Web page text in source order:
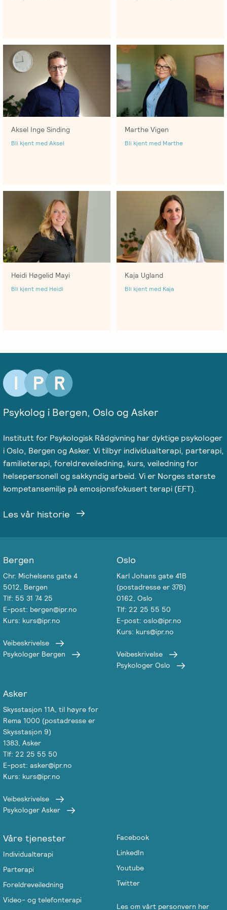
EFST
Videreutdanning
for
terapeuter
EFT-
i
parterapi
Emosjonsfokusert
foreldrekurs
Ofte
stilte
utdanning
Utleie
kurslokale
Sentralt
Oslo
Salgsbetingelser
Ofte
spørsmål
EFT
behandling
Adopsjonsrapport
EFT-
terapeuter
Norge
Aksel Inge Sinding
Bli kjent med Aksel
Marthe Vigen
Bli kjent med Marthe
Heidi Høgelid Mayi
Bli kjent med Heidi
Kaja Ugland
Bli kjent med Kaja
Psykolog i Bergen, Oslo og Asker
Institutt for Psykologisk Rådgivning har dyktige psykologer
i Oslo, Bergen og Asker. Vi tilbyr individualterapi, parterapi,
familieterapi, foreldreveiledning, kurs, veiledning for
helsepersonell og sakkyndig arbeid. Vi er Norges største
kompetansemiljø på emosjonsfokusert terapi (EFT).
Les vår historie
Bergen
Chr. Michelsens gate 4
5012, Bergen
Tlf: 55 31 74 25
E-post: bergen@ipr.no
Kurs: kurs@ipr.no
Veibeskrivelse
Psykologer Bergen
Oslo
Karl Johans gate 41B
(postadresse er 37B)
0162, Oslo
Tlf: 22 25 55 50
E-post: oslo@ipr.no
Kurs: kurs@ipr.no
Veibeskrivelse
Psykologer Oslo
Asker
Skysstasjon 11A, til høyre for
Rema 1000 (postadresse er
Skysstasjon 9)
1383, Asker
Tlf: 22 25 55 50
E-post: asker@ipr.no
Kurs: kurs@ipr.no
Veibeskrivelse
Psykologer Asker
Våre tjenester
Individualterapi
Parterapi
Foreldreveiledning
Video- og telefonterapi
Facebook
LinkedIn
Youtube
Twitter
Les om vårt personvern her